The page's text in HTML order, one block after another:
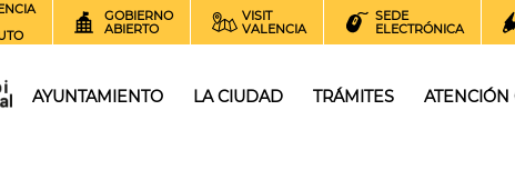
GOBIERNO
ABIERTO
VISIT
VALENCIA
SEDE
ELECTRÓNICA
AYUNTAMIENTO LA CIUDAD TRÁMITES